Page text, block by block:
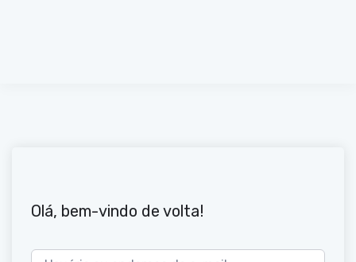
Olá, bem-vindo de volta!